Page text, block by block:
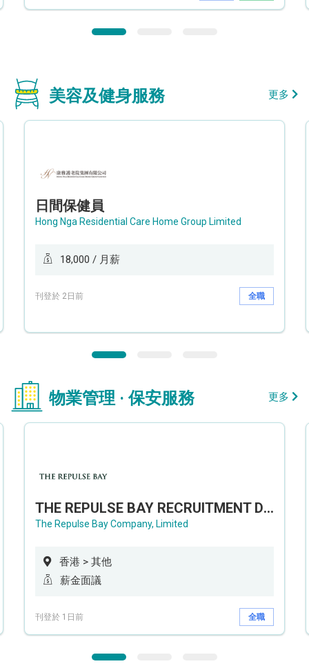
美容及健身服務 更多
日間保健員
Hong Nga Residential Care Home Group Limited
18,000 / 月薪
刊登於 2日前 全職
物業管理 · 保安服務 更多
THE REPULSE BAY RECRUITMENT DAY 淺水灣影灣園人才招聘會
The Repulse Bay Company, Limited
香港 > 其他
薪金面議
刊登於 1日前 全職